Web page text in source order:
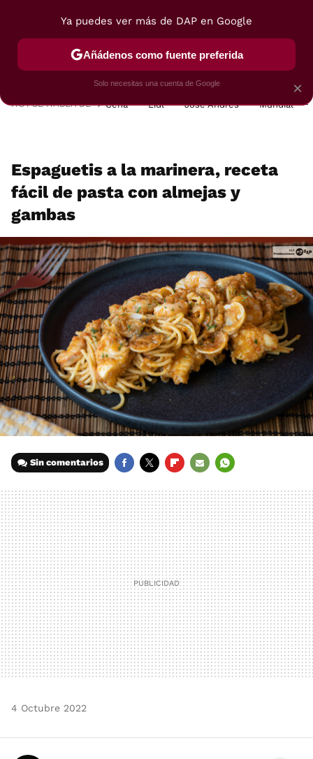
POSTRES VIAJES SELECCIÓN VEGUI
HOY SE HABLA DE Cena Lidl José Andrés Mundial
Espaguetis a la marinera, receta
fácil de pasta con almejas y
gambas
Sin comentarios
MAIL
4 Octubre 2022
×
Ya puedes ver más de DAP en Google
Añádenos como fuente preferida
Solo necesitas una cuenta de Google